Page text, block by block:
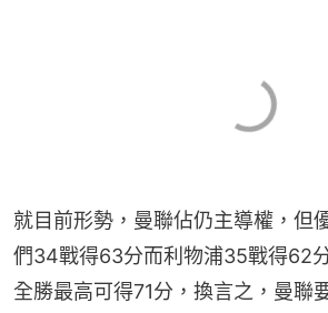
就目前形勢，曼聯佔仍主導權，但
們34戰得63分而利物浦35戰得62
全勝最高可得71分，換言之，曼聯